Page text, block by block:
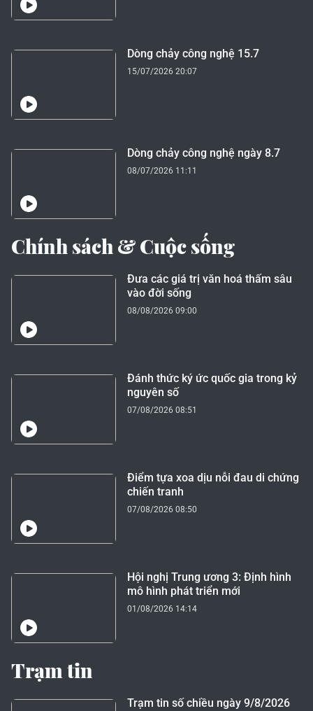
Dòng chảy công nghệ 15.7
15/07/2026 20:07
Dòng chảy công nghệ ngày 8.7
08/07/2026 11:11
Chính sách & Cuộc sống
Đưa các giá trị văn hoá thấm sâu
vào đời sống
08/08/2026 09:00
Đánh thức ký ức quốc gia trong kỷ
nguyên số
07/08/2026 08:51
Điểm tựa xoa dịu nỗi đau di chứng
chiến tranh
07/08/2026 08:50
Hội nghị Trung ương 3: Định hình
mô hình phát triển mới
01/08/2026 14:14
Trạm tin
Trạm tin số chiều ngày 9/8/2026